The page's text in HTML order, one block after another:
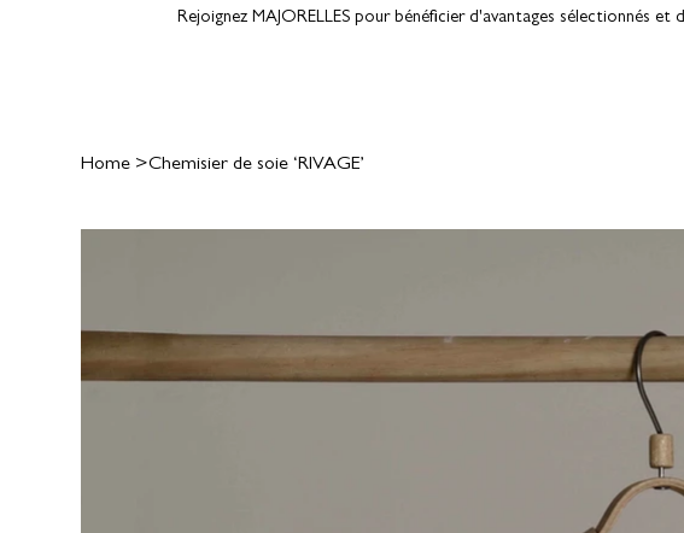
Rejoignez MAJORELLES pour bénéficier d'avantages sélectionnés et
Home >Chemisier de soie ‘RIVAGE’